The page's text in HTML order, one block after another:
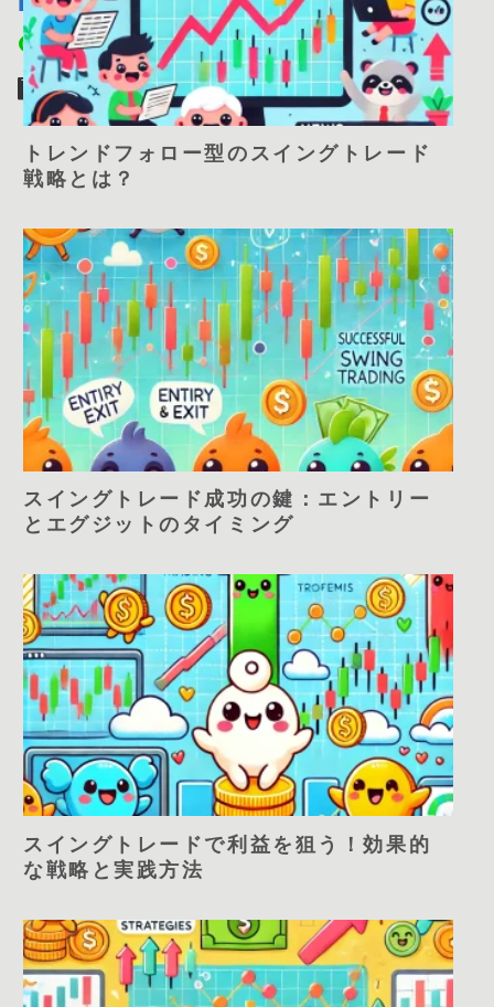
トレンドフォロー型のスイングトレード
戦略とは？
スイングトレード成功の鍵：エントリー
とエグジットのタイミング
スイングトレードで利益を狙う！効果的
な戦略と実践方法